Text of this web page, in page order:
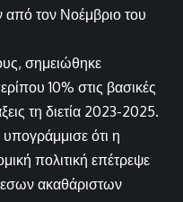
από τον Νοέμβριο του
σημειώθηκε
10% στις βασικές
τη διετία 2023-2025.
ότι η
πολιτική επέτρεψε
ακαθάριστων